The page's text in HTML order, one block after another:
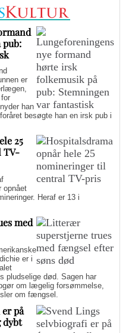
er
han
besøgte han en irsk pub i
25
TV-
opnået
Heraf er 13 i
med
er i
pludselige død. Sagen har
om lægelig forsømmelse,
om fængsel.
på
dybt